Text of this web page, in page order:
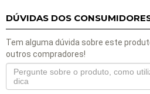
DÚVIDAS DOS
Tem alguma dúvida sobre este
outros compradores!